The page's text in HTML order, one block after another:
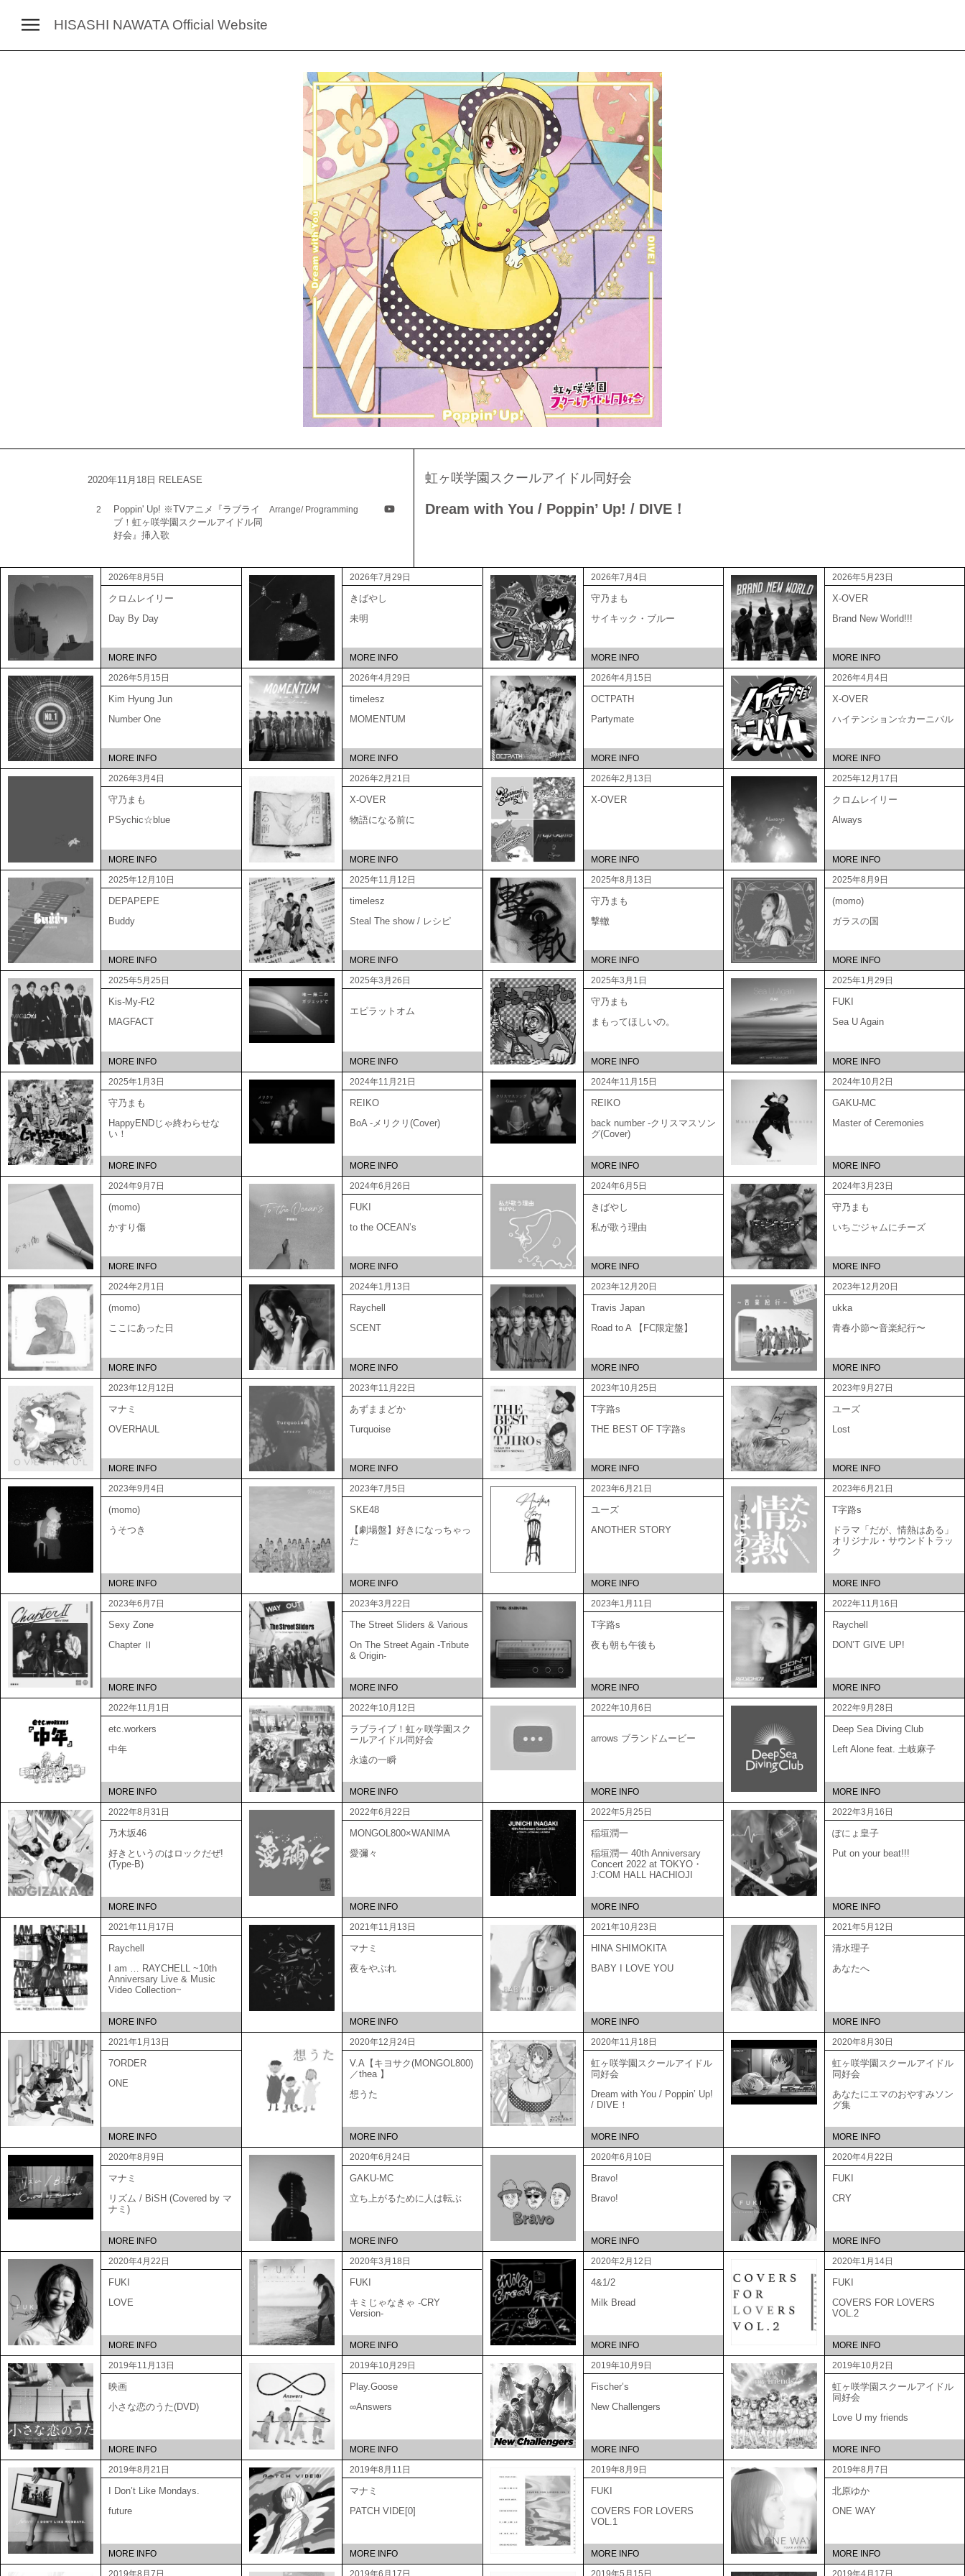
HISASHI NAWATA Official Website
虹ヶ咲学園スクールアイドル同好会
Dream with You / Poppin’ Up! / DIVE！
2020年11月18日 RELEASE
2
Poppin' Up! ※TVアニメ『ラブライ
ブ！虹ヶ咲学園スクールアイドル同
好会』挿入歌
Arrange/ Programming
2026年8月5日
クロムレイリー
Day By Day
MORE INFO
2026年7月29日
きばやし
未明
MORE INFO
2026年7月4日
守乃まも
サイキック・ブルー
MORE INFO
2026年5月23日
X-OVER
Brand New World!!!
MORE INFO
2026年5月15日
Kim Hyung Jun
Number One
MORE INFO
2026年4月29日
timelesz
MOMENTUM
MORE INFO
2026年4月15日
OCTPATH
Partymate
MORE INFO
2026年4月4日
X-OVER
ハイテンション☆カーニバル
MORE INFO
2026年3月4日
守乃まも
PSychic☆blue
MORE INFO
2026年2月21日
X-OVER
物語になる前に
MORE INFO
2026年2月13日
X-OVER
MORE INFO
2025年12月17日
クロムレイリー
Always
MORE INFO
2025年12月10日
DEPAPEPE
Buddy
MORE INFO
2025年11月12日
timelesz
Steal The show / レシピ
MORE INFO
2025年8月13日
守乃まも
撃轍
MORE INFO
2025年8月9日
(momo)
ガラスの国
MORE INFO
2025年5月25日
Kis-My-Ft2
MAGFACT
MORE INFO
2025年3月26日
エピラットオム
MORE INFO
2025年3月1日
守乃まも
まもってほしいの。
MORE INFO
2025年1月29日
FUKI
Sea U Again
MORE INFO
2025年1月3日
守乃まも
HappyENDじゃ終わらせな
い！
MORE INFO
2024年11月21日
REIKO
BoA -メリクリ(Cover)
MORE INFO
2024年11月15日
REIKO
back number -クリスマスソン
グ(Cover)
MORE INFO
2024年10月2日
GAKU-MC
Master of Ceremonies
MORE INFO
2024年9月7日
(momo)
かすり傷
MORE INFO
2024年6月26日
FUKI
to the OCEAN’s
MORE INFO
2024年6月5日
きばやし
私が歌う理由
MORE INFO
2024年3月23日
守乃まも
いちごジャムにチーズ
MORE INFO
2024年2月1日
(momo)
ここにあった日
MORE INFO
2024年1月13日
Raychell
SCENT
MORE INFO
2023年12月20日
Travis Japan
Road to A 【FC限定盤】
MORE INFO
2023年12月20日
ukka
青春小節〜音楽紀行〜
MORE INFO
2023年12月12日
マナミ
OVERHAUL
MORE INFO
2023年11月22日
あずままどか
Turquoise
MORE INFO
2023年10月25日
T字路s
THE BEST OF T字路s
MORE INFO
2023年9月27日
ユーズ
Lost
MORE INFO
2023年9月4日
(momo)
うそつき
MORE INFO
2023年7月5日
SKE48
【劇場盤】好きになっちゃっ
た
MORE INFO
2023年6月21日
ユーズ
ANOTHER STORY
MORE INFO
2023年6月21日
T字路s
ドラマ「だが、情熱はある」
オリジナル・サウンドトラッ
ク
MORE INFO
2023年6月7日
Sexy Zone
Chapter Ⅱ
MORE INFO
2023年3月22日
The Street Sliders & Various
On The Street Again -Tribute
& Origin-
MORE INFO
2023年1月11日
T字路s
夜も朝も午後も
MORE INFO
2022年11月16日
Raychell
DON’T GIVE UP!
MORE INFO
2022年11月1日
etc.workers
中年
MORE INFO
2022年10月12日
ラブライブ！虹ヶ咲学園スク
ールアイドル同好会
永遠の一瞬
MORE INFO
2022年10月6日
arrows ブランドムービー
MORE INFO
2022年9月28日
Deep Sea Diving Club
Left Alone feat. 土岐麻子
MORE INFO
2022年8月31日
乃木坂46
好きというのはロックだぜ!
(Type-B)
MORE INFO
2022年6月22日
MONGOL800×WANIMA
愛彌々
MORE INFO
2022年5月25日
稲垣潤一
稲垣潤一 40th Anniversary
Concert 2022 at TOKYO・
J:COM HALL HACHIOJI
MORE INFO
2022年3月16日
ぽにょ皇子
Put on your beat!!!
MORE INFO
2021年11月17日
Raychell
I am … RAYCHELL ~10th
Anniversary Live & Music
Video Collection~
MORE INFO
2021年11月13日
マナミ
夜をやぶれ
MORE INFO
2021年10月23日
HINA SHIMOKITA
BABY I LOVE YOU
MORE INFO
2021年5月12日
清水理子
あなたへ
MORE INFO
2021年1月13日
7ORDER
ONE
MORE INFO
2020年12月24日
V.A【キヨサク(MONGOL800)
／thea 】
想うた
MORE INFO
2020年11月18日
虹ヶ咲学園スクールアイドル
同好会
Dream with You / Poppin’ Up!
/ DIVE！
MORE INFO
2020年8月30日
虹ヶ咲学園スクールアイドル
同好会
あなたにエマのおやすみソン
グ集
MORE INFO
2020年8月9日
マナミ
リズム / BiSH (Covered by マ
ナミ)
MORE INFO
2020年6月24日
GAKU-MC
立ち上がるために人は転ぶ
MORE INFO
2020年6月10日
Bravo!
Bravo!
MORE INFO
2020年4月22日
FUKI
CRY
MORE INFO
2020年4月22日
FUKI
LOVE
MORE INFO
2020年3月18日
FUKI
キミじゃなきゃ -CRY
Version-
MORE INFO
2020年2月12日
4&1/2
Milk Bread
MORE INFO
2020年1月14日
FUKI
COVERS FOR LOVERS
VOL.2
MORE INFO
2019年11月13日
映画
小さな恋のうた(DVD)
MORE INFO
2019年10月29日
Play.Goose
∞Answers
MORE INFO
2019年10月9日
Fischer’s
New Challengers
MORE INFO
2019年10月2日
虹ヶ咲学園スクールアイドル
同好会
Love U my friends
MORE INFO
2019年8月21日
I Don’t Like Mondays.
future
MORE INFO
2019年8月11日
マナミ
PATCH VIDE[0]
MORE INFO
2019年8月9日
FUKI
COVERS FOR LOVERS
VOL.1
MORE INFO
2019年8月7日
北原ゆか
ONE WAY
MORE INFO